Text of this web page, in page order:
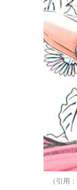
（引用：